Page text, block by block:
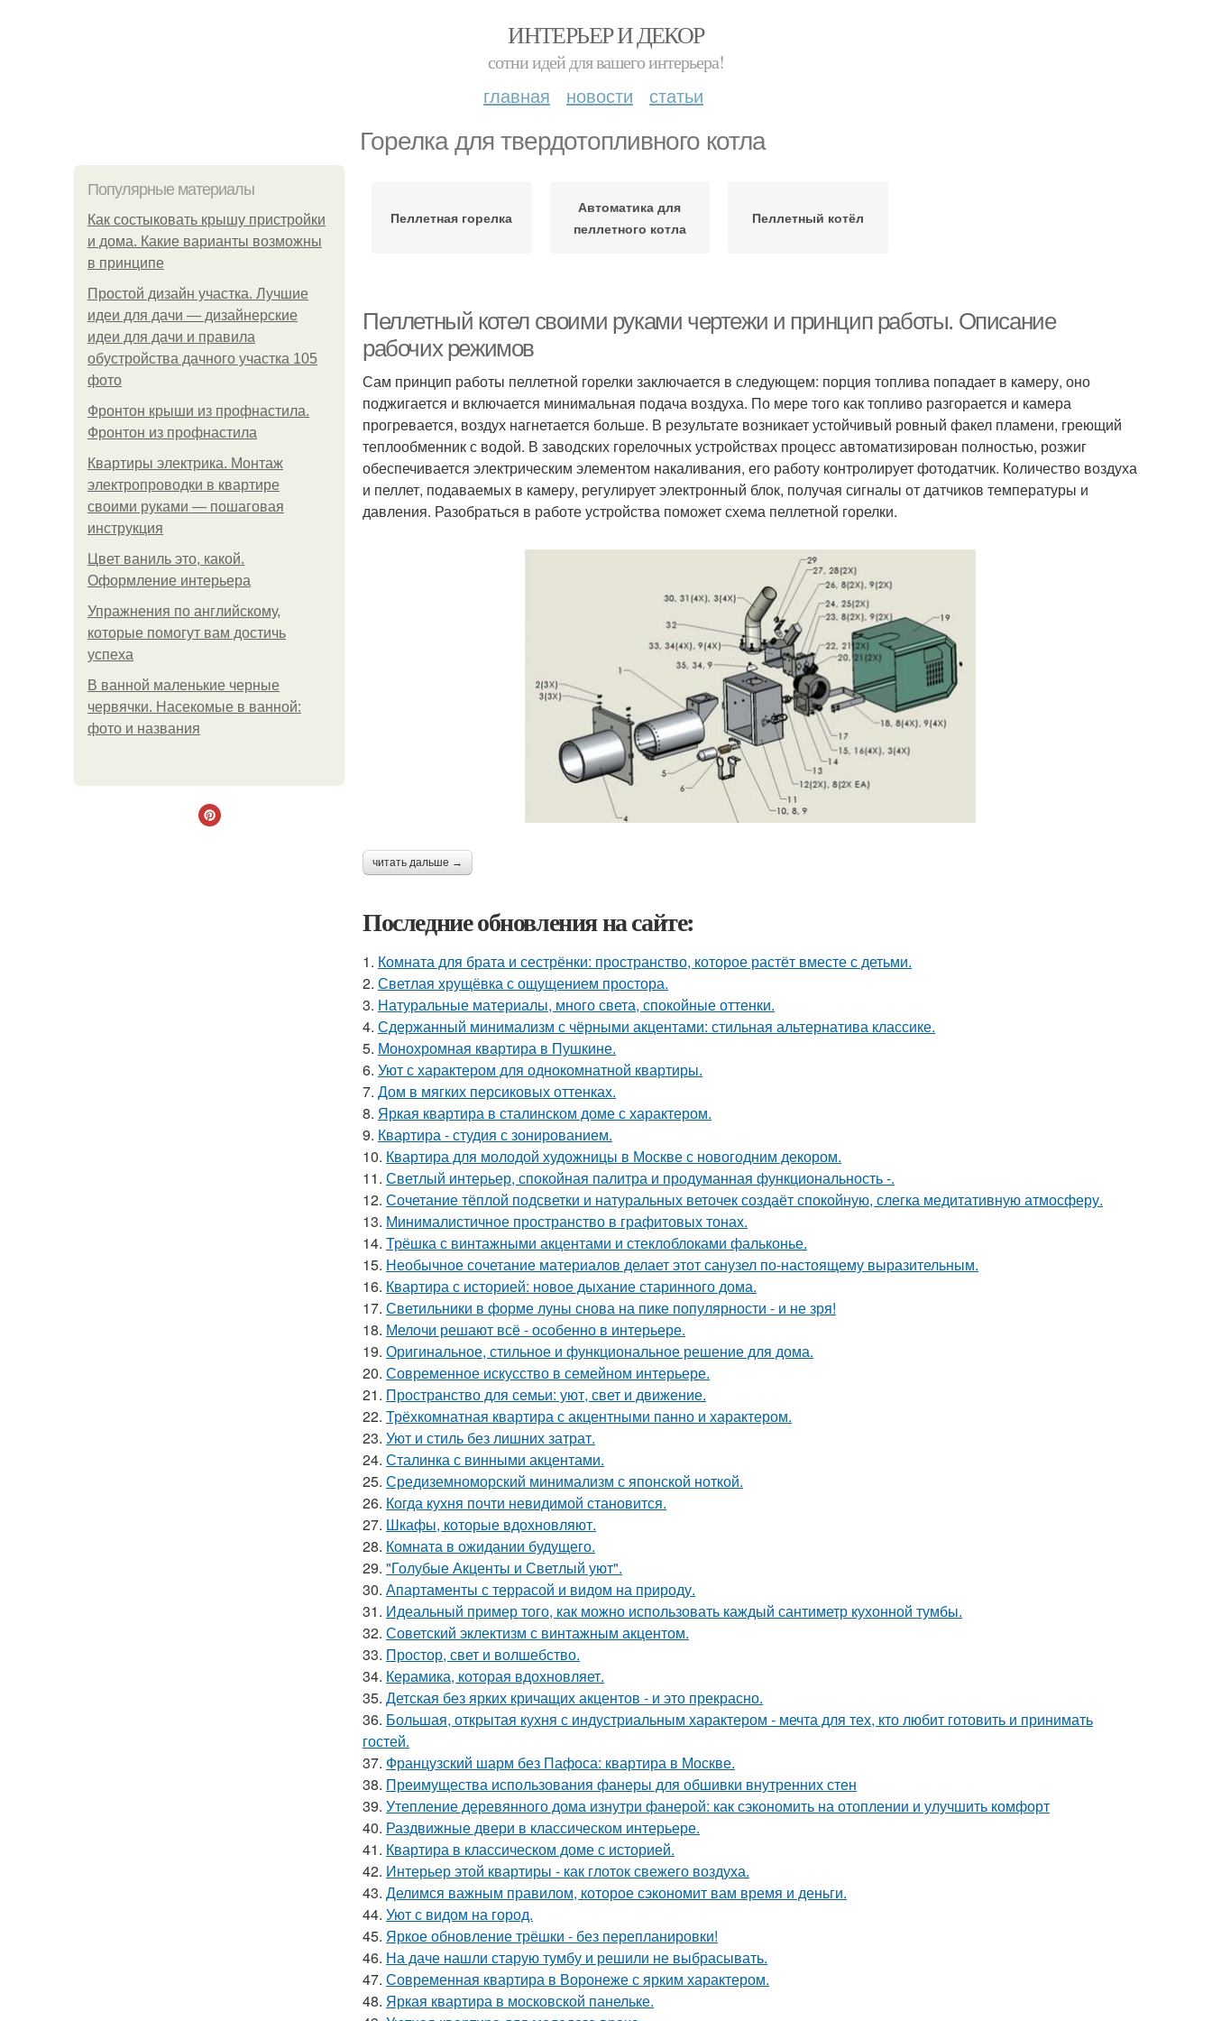
ИНТЕРЬЕР И ДЕКОР
сотни идей для вашего интерьера!
главная новости статьи
Горелка для твердотопливного котла
Популярные материалы
Как состыковать крышу пристройки
и дома. Какие варианты возможны
в принципе
Простой дизайн участка. Лучшие
идеи для дачи — дизайнерские
идеи для дачи и правила
обустройства дачного участка 105
фото
Фронтон крыши из профнастила.
Фронтон из профнастила
Квартиры электрика. Монтаж
электропроводки в квартире
своими руками — пошаговая
инструкция
Цвет ваниль это, какой.
Оформление интерьера
Упражнения по английскому,
которые помогут вам достичь
успеха
В ванной маленькие черные
червячки. Насекомые в ванной:
фото и названия
Пеллетная горелка
Автоматика для
пеллетного котла
Пеллетный котёл
Пеллетный котел своими руками чертежи и принцип работы. Описание
рабочих режимов
Сам принцип работы пеллетной горелки заключается в следующем: порция топлива попадает в камеру, оно
поджигается и включается минимальная подача воздуха. По мере того как топливо разгорается и камера
прогревается, воздух нагнетается больше. В результате возникает устойчивый ровный факел пламени, греющий
теплообменник с водой. В заводских горелочных устройствах процесс автоматизирован полностью, розжиг
обеспечивается электрическим элементом накаливания, его работу контролирует фотодатчик. Количество воздуха
и пеллет, подаваемых в камеру, регулирует электронный блок, получая сигналы от датчиков температуры и
давления. Разобраться в работе устройства поможет схема пеллетной горелки.
читать дальше →
Последние обновления на сайте:
1. Комната для брата и сестрёнки: пространство, которое растёт вместе с детьми.
2. Светлая хрущёвка с ощущением простора.
3. Натуральные материалы, много света, спокойные оттенки.
4. Сдержанный минимализм с чёрными акцентами: стильная альтернатива классике.
5. Монохромная квартира в Пушкине.
6. Уют с характером для однокомнатной квартиры.
7. Дом в мягких персиковых оттенках.
8. Яркая квартира в сталинском доме с характером.
9. Квартира - студия с зонированием.
10. Квартира для молодой художницы в Москве с новогодним декором.
11. Светлый интерьер, спокойная палитра и продуманная функциональность -.
12. Сочетание тёплой подсветки и натуральных веточек создаёт спокойную, слегка медитативную атмосферу.
13. Минималистичное пространство в графитовых тонах.
14. Трёшка с винтажными акцентами и стеклоблоками фальконье.
15. Необычное сочетание материалов делает этот санузел по-настоящему выразительным.
16. Квартира с историей: новое дыхание старинного дома.
17. Светильники в форме луны снова на пике популярности - и не зря!
18. Мелочи решают всё - особенно в интерьере.
19. Оригинальное, стильное и функциональное решение для дома.
20. Современное искусство в семейном интерьере.
21. Пространство для семьи: уют, свет и движение.
22. Трёхкомнатная квартира с акцентными панно и характером.
23. Уют и стиль без лишних затрат.
24. Сталинка с винными акцентами.
25. Средиземноморский минимализм с японской ноткой.
26. Когда кухня почти невидимой становится.
27. Шкафы, которые вдохновляют.
28. Комната в ожидании будущего.
29. "Голубые Акценты и Светлый уют".
30. Апартаменты с террасой и видом на природу.
31. Идеальный пример того, как можно использовать каждый сантиметр кухонной тумбы.
32. Советский эклектизм с винтажным акцентом.
33. Простор, свет и волшебство.
34. Керамика, которая вдохновляет.
35. Детская без ярких кричащих акцентов - и это прекрасно.
36. Большая, открытая кухня с индустриальным характером - мечта для тех, кто любит готовить и принимать
гостей.
37. Французский шарм без Пафоса: квартира в Москве.
38. Преимущества использования фанеры для обшивки внутренних стен
39. Утепление деревянного дома изнутри фанерой: как сэкономить на отоплении и улучшить комфорт
40. Раздвижные двери в классическом интерьере.
41. Квартира в классическом доме с историей.
42. Интерьер этой квартиры - как глоток свежего воздуха.
43. Делимся важным правилом, которое сэкономит вам время и деньги.
44. Уют с видом на город.
45. Яркое обновление трёшки - без перепланировки!
46. На даче нашли старую тумбу и решили не выбрасывать.
47. Современная квартира в Воронеже с ярким характером.
48. Яркая квартира в московской панельке.